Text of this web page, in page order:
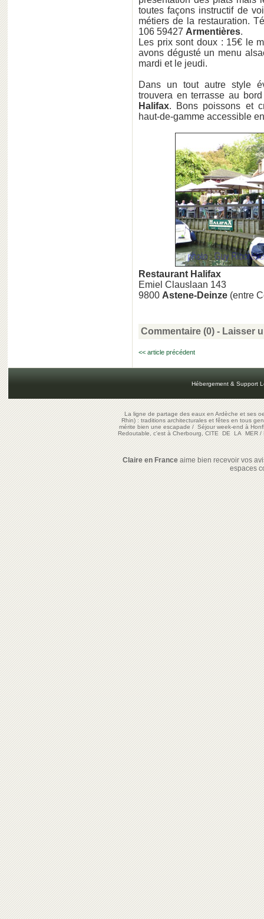
toutes façons instructif de
métiers de la restauration.
106 59427 Armentières.
Les prix sont doux : 15€ le
avons dégusté un menu
mardi et le jeudi.
Dans un tout autre style
trouvera en terrasse au
Halifax. Bons poissons et
haut-de-gamme accessible
Restaurant Halifax
Emiel Clauslaan 143
9800 Astene-Deinze (entre
Commentaire (0) - Laisser
<< article précédent
Hébergement & Support
La ligne de partage des eaux en Ardèche et ses
Rhin) : traditions architecturales et fêtes en tous
mérite bien une escapade/Séjour week-end à
Redoutable, c'est à Cherbourg, CITE DE LA MER/
Claire en Franceaime bien recevoir vos
espaces